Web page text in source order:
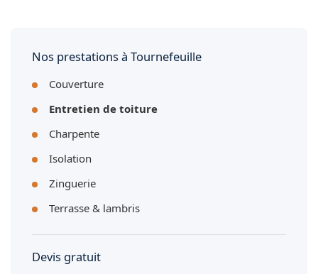
Nos prestations à Tournefeuille
Couverture
Entretien de toiture
Charpente
Isolation
Zinguerie
Terrasse & lambris
Devis gratuit